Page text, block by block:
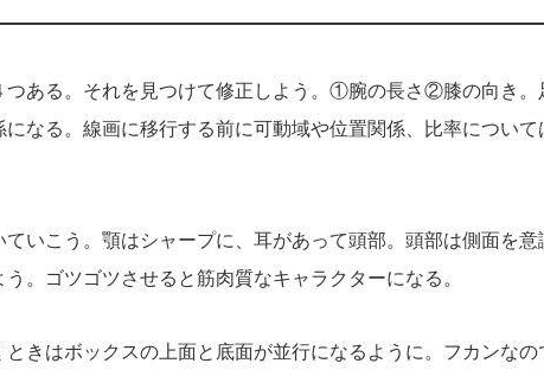
つある。それを見つけて修正しよう。①腕の長さ②膝の向き
なる。線画に移行する前に可動域や位置関係、比率について
いこう。顎はシャープに、耳があって頭部。頭部は側面を
。ゴツゴツさせると筋肉質なキャラクターになる。
きはボックスの上面と底面が並行になるように。フカンなの